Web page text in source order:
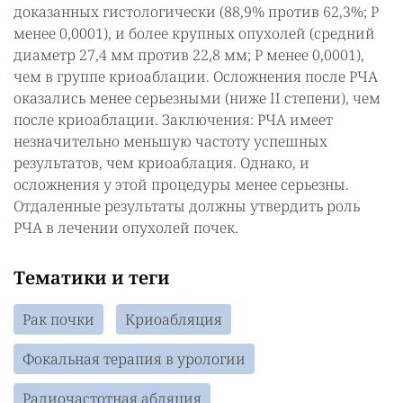
доказанных гистологически (88,9% против 62,3%; P
менее 0,0001), и более крупных опухолей (средний
диаметр 27,4 мм против 22,8 мм; P менее 0,0001),
чем в группе криоаблации. Осложнения после РЧА
оказались менее серьезными (ниже II степени), чем
после криоаблации. Заключения: РЧА имеет
незначительно меньшую частоту успешных
результатов, чем криоаблация. Однако, и
осложнения у этой процедуры менее серьезны.
Отдаленные результаты должны утвердить роль
РЧА в лечении опухолей почек.
Тематики и теги
Рак почки
Криоабляция
Фокальная терапия в урологии
Радиочастотная абляция